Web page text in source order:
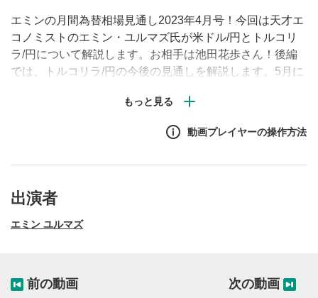
エミンの月間為替相場見通し2023年4月号！今回は天才エ
コノミストのエミン・ユルマズ氏が米ドル/円とトルコリ
ラ/円について解説します。お相手は池田花歩さん！後編
では、トルコリラ/円の今後の見通しを解説します。5月に
のか、エミンさんの見解に注目です。
動画プレイヤーの操作方法
出演者
エミン ユルマズ
前の動画 次の動画